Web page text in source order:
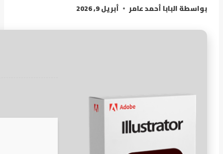
بواسطةالبابا أحمد عامر أبريل 9, 2026